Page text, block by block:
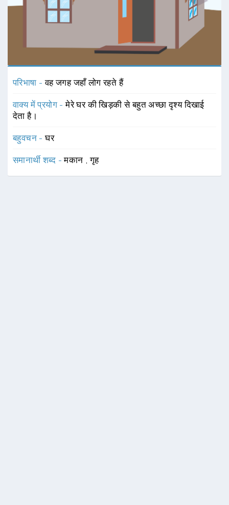
परिभाषा -वह जगह जहाँ लोग रहते हैं
वाक्य में प्रयोग -मेरे घर की खिड़की से बहुत अच्छा दृश्य दिखाई
देता है।
बहुवचन -घर
समानार्थी शब्द -मकान ,गृह